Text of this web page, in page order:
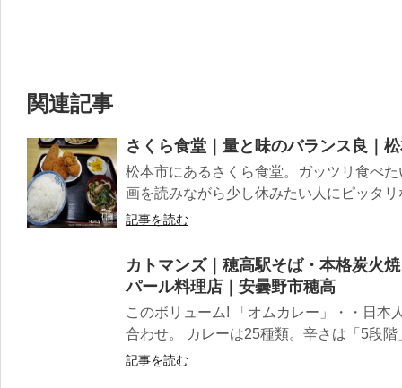
関連記事
さくら食堂｜量と味のバランス良｜
松本市にあるさくら食堂。ガッツリ食べ
画を読みながら少し休みたい人にピッタ
記事を読む
カトマンズ｜穂高駅そば・本格炭火
パール料理店｜安曇野市穂高
このボリューム! 「オムカレー」・・日本
合わせ。 カレーは25種類。辛さは「5段階
記事を読む